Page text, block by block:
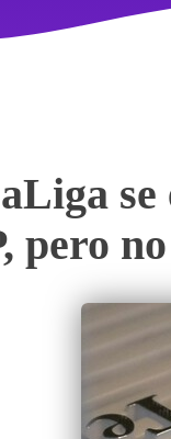
se
pero